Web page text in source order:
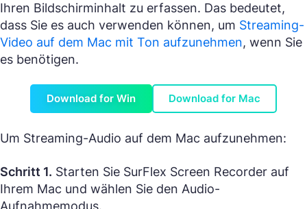
Ihren Bildschirminhalt zu erfassen. Das bedeutet,
dass Sie es auch verwenden können, um Streaming-
Video auf dem Mac mit Ton aufzunehmen, wenn Sie
es benötigen.
Download for Win Download for Mac
Um Streaming-Audio auf dem Mac aufzunehmen:
Schritt 1. Starten Sie SurFlex Screen Recorder auf
Ihrem Mac und wählen Sie den Audio-
Aufnahmemodus.